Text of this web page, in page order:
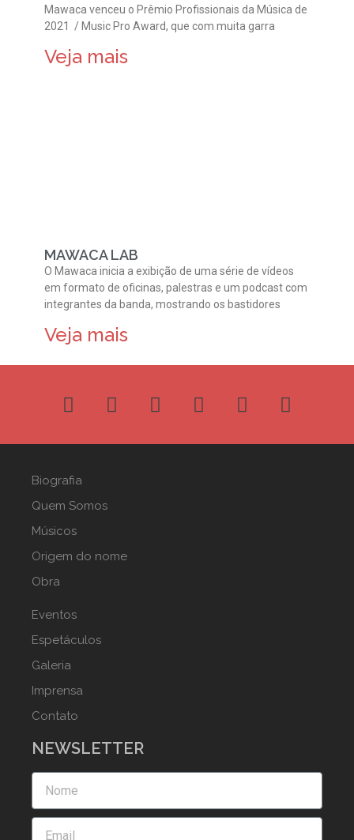
Mawaca venceu o Prêmio Profissionais da Música de
2021 / Music Pro Award, que com muita garra
Veja mais
MAWACA LAB
O Mawaca inicia a exibição de uma série de vídeos
em formato de oficinas, palestras e um podcast com
integrantes da banda, mostrando os bastidores
Veja mais
Biografia
Quem Somos
Músicos
Origem do nome
Obra
Eventos
Espetáculos
Galeria
Imprensa
Contato
NEWSLETTER